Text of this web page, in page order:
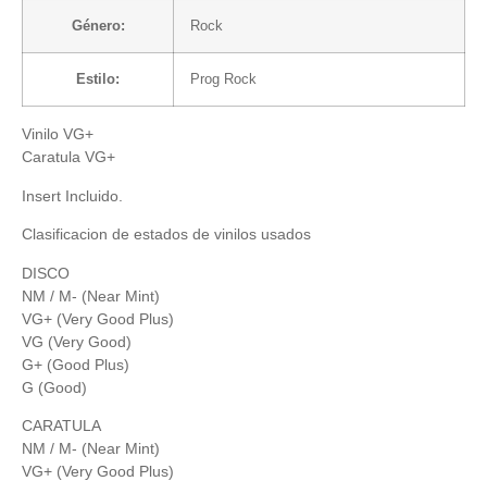
Género: Rock
Estilo: Prog Rock
Vinilo VG+
Caratula VG+
Insert Incluido.
Clasificacion de estados de vinilos usados
DISCO
NM / M- (Near Mint)
VG+ (Very Good Plus)
VG (Very Good)
G+ (Good Plus)
G (Good)
CARATULA
NM / M- (Near Mint)
VG+ (Very Good Plus)